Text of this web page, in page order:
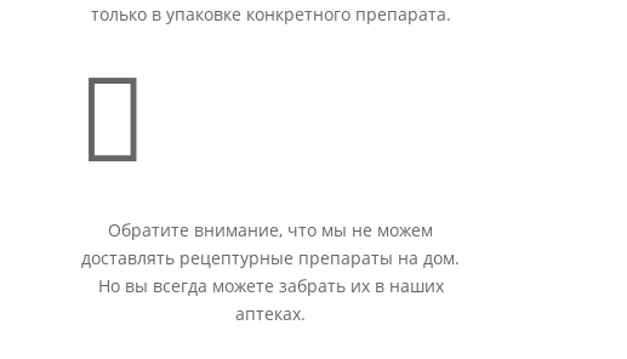
только в упаковке конкретного препарата.

Обратите внимание, что мы не можем
доставлять рецептурные препараты на дом.
Но вы всегда можете забрать их в наших
аптеках.